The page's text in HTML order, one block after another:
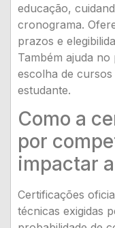
educação,
cronograma.
prazos e
Também ajuda
escolha de
estudante.
Como a
por
impactar
Certificações
técnicas exigidas